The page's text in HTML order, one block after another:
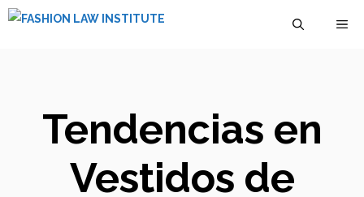
Saltar
Tendencias en
Vestidos de